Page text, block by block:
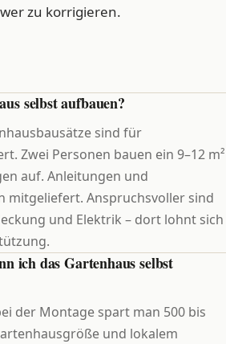
zu korrigieren.
selbst aufbauen?
sind für
Zwei Personen bauen ein 9–12 m²
auf. Anleitungen und
mitgeliefert. Anspruchsvoller sind
und Elektrik – dort lohnt sich
ich das Gartenhaus selbst
der Montage spart man 500 bis
und lokalem